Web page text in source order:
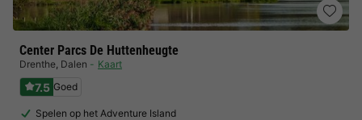
Center Parcs De Huttenheugte
Drenthe, Dalen Kaart
7.5 Goed
Spelen op het Adventure Island